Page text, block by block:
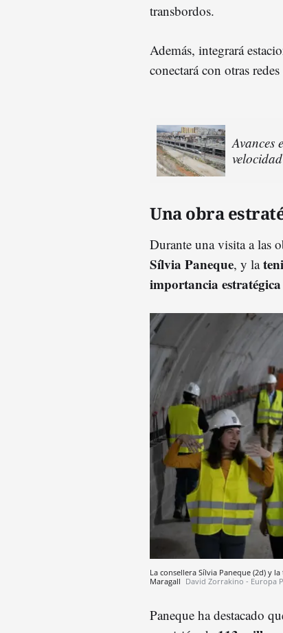
transbordos.
Además, integrará
conectará con otras
Avances
Una obra
Durante una visita a las
Sílvia Paneque, y la
importancia estratégica
La consellera Sílvia Paneque (2d) y
Maragall David Zorrakino - Europa
Paneque ha destacado